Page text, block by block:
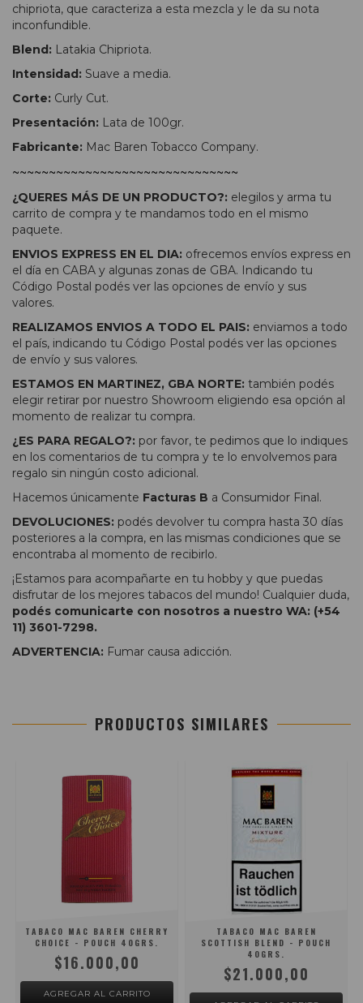
chipriota, que caracteriza a esta mezcla y le da su nota
inconfundible.
Blend: Latakia Chipriota.
Intensidad: Suave a media.
Corte: Curly Cut.
Presentación: Lata de 100gr.
Fabricante: Mac Baren Tobacco Company.
~~~~~~~~~~~~~~~~~~~~~~~~~~~~~~~
¿QUERES MÁS DE UN PRODUCTO?: elegilos y arma tu
carrito de compra y te mandamos todo en el mismo
paquete.
ENVIOS EXPRESS EN EL DIA: ofrecemos envíos express en
el día en CABA y algunas zonas de GBA. Indicando tu
Código Postal podés ver las opciones de envío y sus
valores.
REALIZAMOS ENVIOS A TODO EL PAIS: enviamos a todo
el país, indicando tu Código Postal podés ver las opciones
de envío y sus valores.
ESTAMOS EN MARTINEZ, GBA NORTE: también podés
elegir retirar por nuestro Showroom eligiendo esa opción al
momento de realizar tu compra.
¿ES PARA REGALO?: por favor, te pedimos que lo indiques
en los comentarios de tu compra y te lo envolvemos para
regalo sin ningún costo adicional.
Hacemos únicamente Facturas B a Consumidor Final.
DEVOLUCIONES: podés devolver tu compra hasta 30 días
posteriores a la compra, en las mismas condiciones que se
encontraba al momento de recibirlo.
¡Estamos para acompañarte en tu hobby y que puedas
disfrutar de los mejores tabacos del mundo! Cualquier duda,
podés comunicarte con nosotros a nuestro WA: (+54
11) 3601-7298.
ADVERTENCIA: Fumar causa adicción.
PRODUCTOS SIMILARES
TABACO MAC BAREN CHERRY
CHOICE - POUCH 40GRS.
$16.000,00
TABACO MAC BAREN
SCOTTISH BLEND - POUCH
40GRS.
$21.000,00